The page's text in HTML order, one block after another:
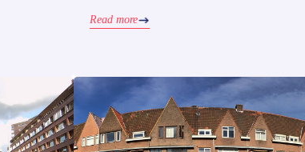
legt uit
zetten op interne promotie van participatie,
Read more